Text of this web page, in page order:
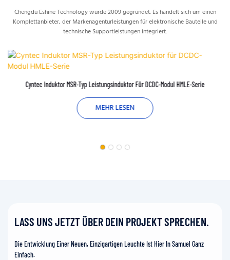
Chengdu Eshine Technology wurde 2009 gegründet. Es handelt sich um einen
Komplettanbieter, der Markenagenturleistungen für elektronische Bauteile und
technische Supportleistungen integriert.
Cyntec Induktor MSR-Typ Leistungsinduktor Für DCDC-Modul HMLE-Serie
MEHR LESEN
LASS UNS JETZT ÜBER DEIN PROJEKT SPRECHEN.
Die Entwicklung Einer Neuen, Einzigartigen Leuchte Ist Hier In Samuel Ganz
Einfach.